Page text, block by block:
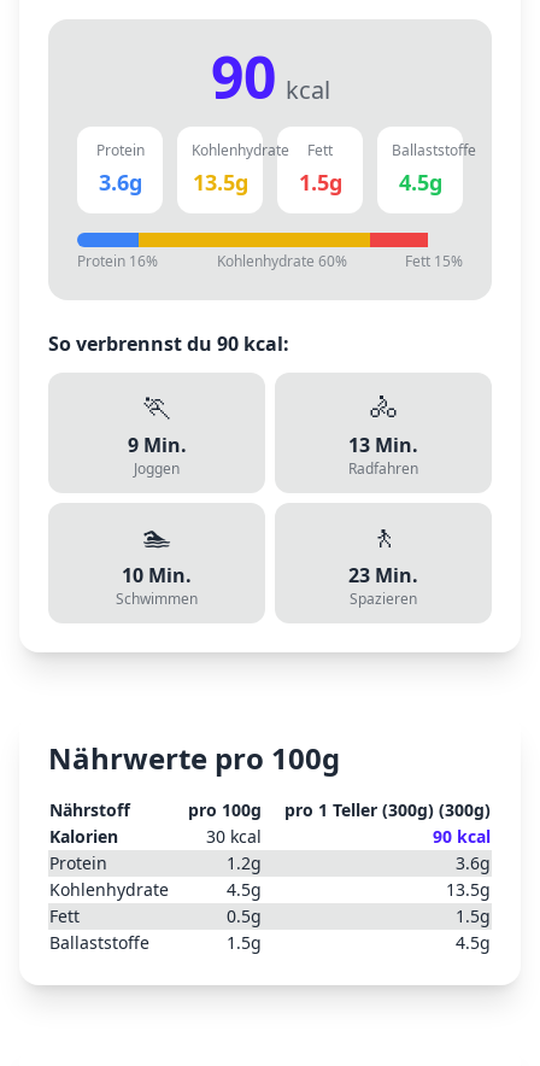
90 kcal
Protein
3.6g
Kohlenhydrate
13.5g
Fett
1.5g
Ballaststoffe
4.5g
Protein 16% Kohlenhydrate 60% Fett 15%
So verbrennst du 90 kcal:
🏃
9Min.
Joggen
🚴
13 Min.
Radfahren
🏊
10 Min.
Schwimmen
🚶
23 Min.
Spazieren
Nährwerte pro 100g
Nährstoff pro 100g pro 1 Teller (300g) (300g)
Kalorien
30 kcal 90 kcal
Protein
1.2g 3.6g
Kohlenhydrate
4.5g 13.5g
Fett
0.5g 1.5g
Ballaststoffe
1.5g 4.5g